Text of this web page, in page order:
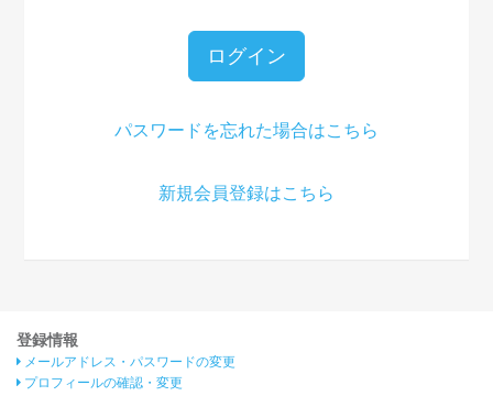
ログイン
パスワードを忘れた場合はこちら
新規会員登録はこちら
登録情報
メールアドレス・パスワードの変更
プロフィールの確認・変更